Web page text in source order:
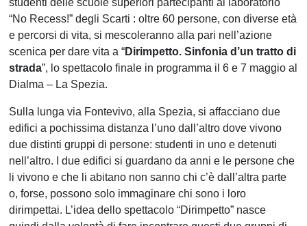
studenti delle scuole superiori partecipanti al laboratorio
“No Recess!” degli Scarti : oltre 60 persone, con diverse età
e percorsi di vita, si mescoleranno alla pari nell’azione
scenica per dare vita a “Dirimpetto. Sinfonia d’un tratto di
strada”, lo spettacolo finale in programma il 6 e 7 maggio al
Dialma – La Spezia.
Sulla lunga via Fontevivo, alla Spezia, si affacciano due
edifici a pochissima distanza l’uno dall’altro dove vivono
due distinti gruppi di persone: studenti in uno e detenuti
nell’altro. I due edifici si guardano da anni e le persone che
li vivono e che li abitano non sanno chi c’è dall’altra parte
o, forse, possono solo immaginare chi sono i loro
dirimpettai. L’idea dello spettacolo “Dirimpetto” nasce